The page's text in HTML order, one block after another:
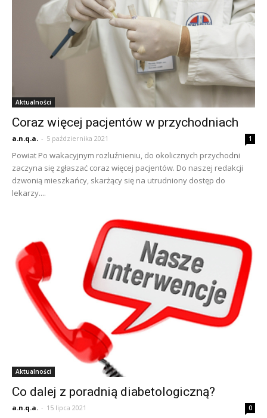
Aktualności
Coraz więcej pacjentów w przychodniach
a.n.q.a. - 5 października 2021 1
Powiat Po wakacyjnym rozluźnieniu, do okolicznych przychodni
zaczyna się zgłaszać coraz więcej pacjentów. Do naszej redakcji
dzwonią mieszkańcy, skarżący się na utrudniony dostęp do
lekarzy....
Aktualności
Co dalej z poradnią diabetologiczną?
a.n.q.a. - 15 lipca 2021 0